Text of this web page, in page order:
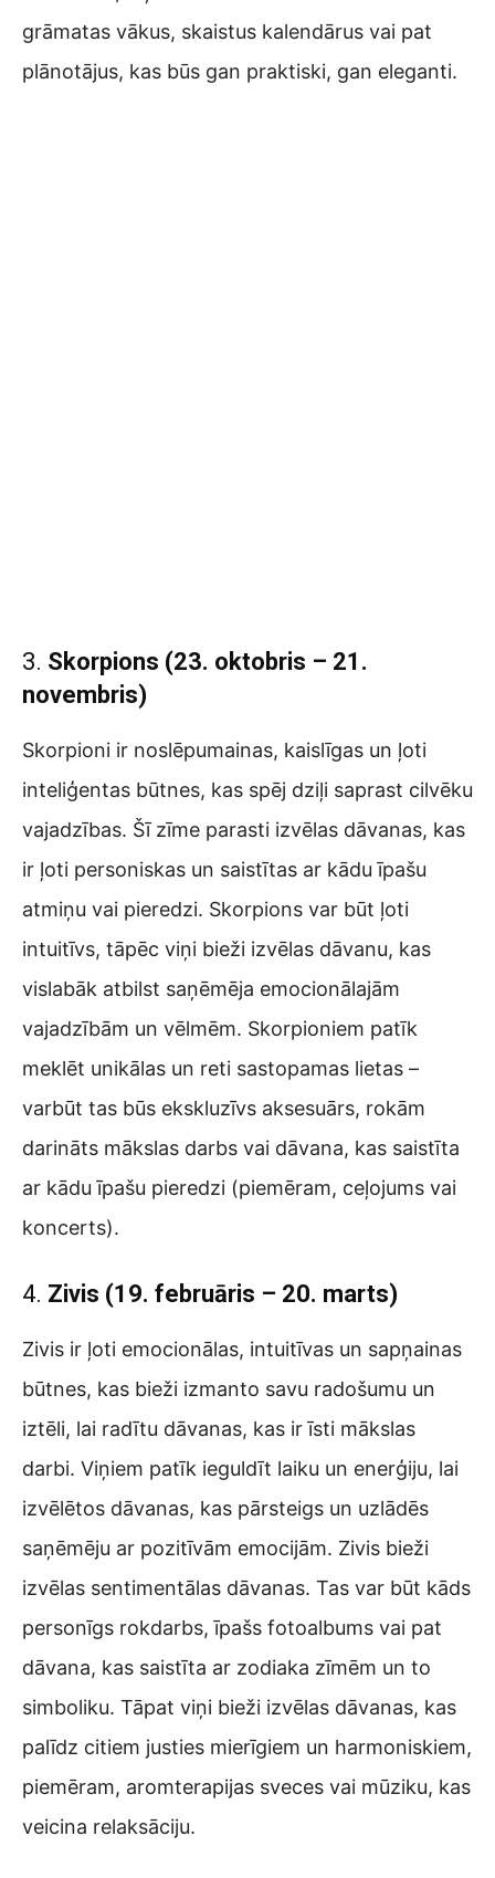
grāmatas vākus, skaistus kalendārus vai pat
plānotājus, kas būs gan praktiski, gan eleganti.
3. Skorpions (23. oktobris – 21.
novembris)
Skorpioni ir noslēpumainas, kaislīgas un ļoti
inteliģentas būtnes, kas spēj dziļi saprast cilvēku
vajadzības. Šī zīme parasti izvēlas dāvanas, kas
ir ļoti personiskas un saistītas ar kādu īpašu
atmiņu vai pieredzi. Skorpions var būt ļoti
intuitīvs, tāpēc viņi bieži izvēlas dāvanu, kas
vislabāk atbilst saņēmēja emocionālajām
vajadzībām un vēlmēm. Skorpioniem patīk
meklēt unikālas un reti sastopamas lietas –
varbūt tas būs ekskluzīvs aksesuārs, rokām
darināts mākslas darbs vai dāvana, kas saistīta
ar kādu īpašu pieredzi (piemēram, ceļojums vai
koncerts).
4. Zivis (19. februāris – 20. marts)
Zivis ir ļoti emocionālas, intuitīvas un sapņainas
būtnes, kas bieži izmanto savu radošumu un
iztēli, lai radītu dāvanas, kas ir īsti mākslas
darbi. Viņiem patīk ieguldīt laiku un enerģiju, lai
izvēlētos dāvanas, kas pārsteigs un uzlādēs
saņēmēju ar pozitīvām emocijām. Zivis bieži
izvēlas sentimentālas dāvanas. Tas var būt kāds
personīgs rokdarbs, īpašs fotoalbums vai pat
dāvana, kas saistīta ar zodiaka zīmēm un to
simboliku. Tāpat viņi bieži izvēlas dāvanas, kas
palīdz citiem justies mierīgiem un harmoniskiem,
piemēram, aromterapijas sveces vai mūziku, kas
veicina relaksāciju.